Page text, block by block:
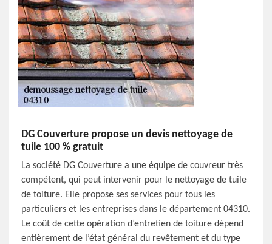
DG Couverture propose un devis nettoyage de
tuile 100 % gratuit
La société DG Couverture a une équipe de couvreur très
compétent, qui peut intervenir pour le nettoyage de tuile
de toiture. Elle propose ses services pour tous les
particuliers et les entreprises dans le département 04310.
Le coût de cette opération d’entretien de toiture dépend
entièrement de l’état général du revêtement et du type